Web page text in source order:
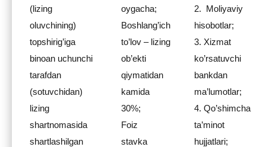
(lizing
oluvchining)
topshirig’iga
binoan uchunchi
tarafdan
(sotuvchidan)
lizing
shartnomasida
shartlashilgan
oygacha;
Boshlang’ich
to’lov – lizing
ob’ekti
qiymatidan
kamida
30%;
Foiz
stavka
2. Moliyaviy
hisobotlar;
3. Xizmat
ko’rsatuvchi
bankdan
ma’lumotlar;
4. Qo’shimcha
ta’minot
hujjatlari;